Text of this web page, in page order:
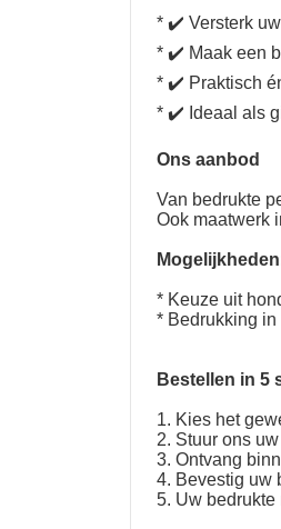
* ✔️ Versterk
* ✔️ Maak een
* ✔️ Praktisch
* ✔️ Ideaal als
Ons aanbod
Van bedrukte
Ook maatwerk
* Keuze uit
* Bedrukking in
Bestellen in 5
1. Kies het
2. Stuur ons
3. Ontvang
4. Bevestig uw
5. Uw